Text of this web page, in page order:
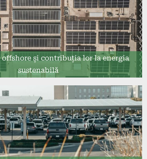
offshore și contribuția lor la energia
sustenabilă